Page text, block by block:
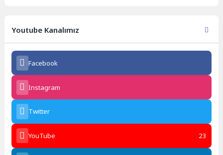
Youtube Kanalımız
Facebook
Instagram
Twitter
YouTube 23